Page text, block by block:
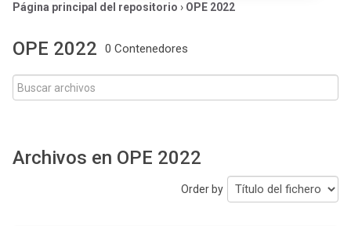
Página principal del repositorio › OPE 2022
OPE 2022 0 Contenedores
Archivos en OPE 2022
Order by